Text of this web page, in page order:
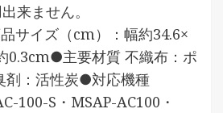
来ません。
サイズ（cm）：幅約34.6×
0.3cm●主要材質 不織布：ポ
剤：活性炭●対応機種
100-S・MSAP-AC100・